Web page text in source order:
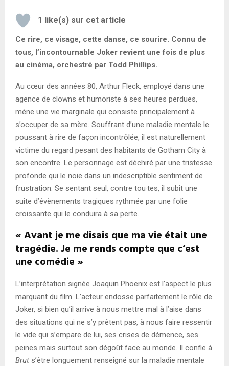
1 like(s) sur cet article
Ce rire, ce visage, cette danse, ce sourire. Connu de
tous, l’incontournable Joker revient une fois de plus
au cinéma, orchestré par Todd Phillips.
Au cœur des années 80, Arthur Fleck, employé dans une
agence de clowns et humoriste à ses heures perdues,
mène une vie marginale qui consiste principalement à
s’occuper de sa mère. Souffrant d’une maladie mentale le
poussant à rire de façon incontrôlée, il est naturellement
victime du regard pesant des habitants de Gotham City à
son encontre. Le personnage est déchiré par une tristesse
profonde qui le noie dans un indescriptible sentiment de
frustration. Se sentant seul, contre tou·tes, il subit une
suite d’évènements tragiques rythmée par une folie
croissante qui le conduira à sa perte.
« Avant je me disais que ma vie était une
tragédie. Je me rends compte que c’est
une comédie »
L’interprétation signée Joaquin Phoenix est l’aspect le plus
marquant du film. L’acteur endosse parfaitement le rôle de
Joker, si bien qu’il arrive à nous mettre mal à l’aise dans
des situations qui ne s’y prêtent pas, à nous faire ressentir
le vide qui s’empare de lui, ses crises de démence, ses
peines mais surtout son dégoût face au monde. Il confie à
Brut s’être longuement renseigné sur la maladie mentale